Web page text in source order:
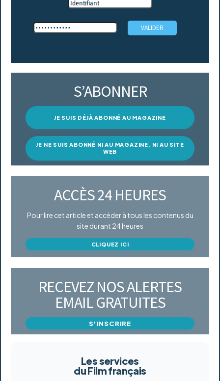
S’ABONNER
JE SUIS DÉJÀ ABONNÉ AU MAGAZINE
JE NE SUIS ABONNÉ NI AU MAGAZINE, NI AU SITE
WEB
ACCÈS 24 HEURES
Pour lire cet article et accéder à tous les contenus du
site durant 24 heures
CLIQUEZ ICI
RECEVEZ NOS ALERTES
EMAIL GRATUITES
S'INSCRIRE
Les services
du Film français